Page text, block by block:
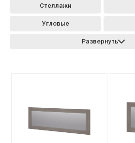
Стеллажи
Угловые
Развернуть